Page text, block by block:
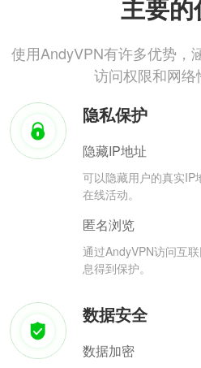
主要
使用AndyVPN有许多优势，
访问权限和网
隐私保护
隐藏IP地址
可以隐藏用户的真实IP
在线活动。
匿名浏览
通过AndyVPN访问互
息得到保护。
数据安全
数据加密